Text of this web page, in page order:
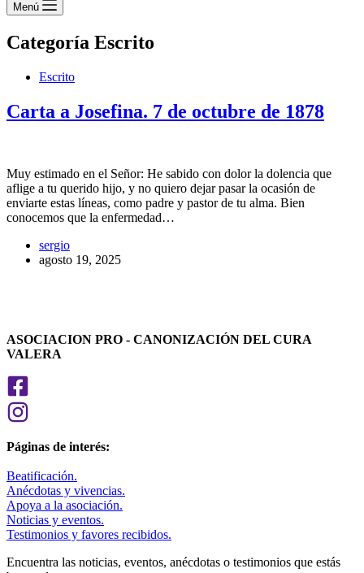
Menú
Categoría Escrito
Escrito
Carta a Josefina. 7 de octubre de 1878
Muy estimado en el Señor: He sabido con dolor la dolencia que
aflige a tu querido hijo, y no quiero dejar pasar la ocasión de
enviarte estas líneas, como padre y pastor de tu alma. Bien
conocemos que la enfermedad…
sergio
agosto 19, 2025
ASOCIACION PRO - CANONIZACIÓN DEL CURA
VALERA
Páginas de interés:
Beatificación.
Anécdotas y vivencias.
Apoya a la asociación.
Noticias y eventos.
Testimonios y favores recibidos.
Encuentra las noticias, eventos, anécdotas o testimonios que estás